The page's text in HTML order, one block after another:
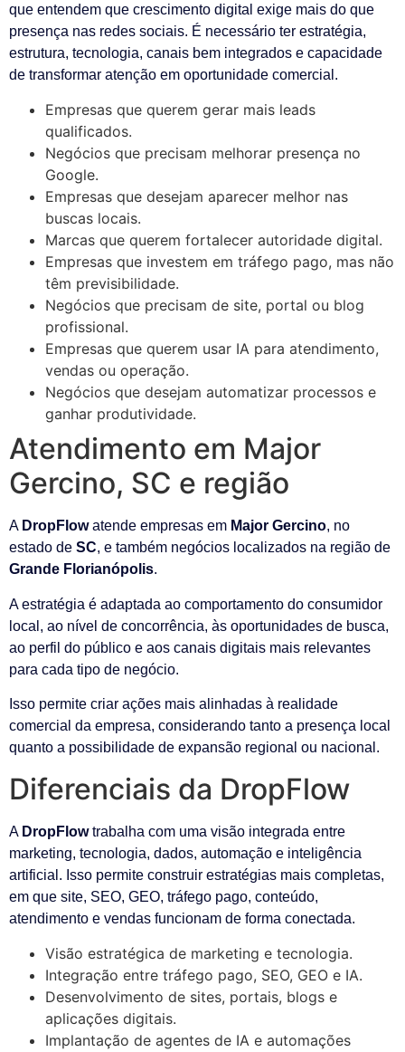
que entendem que crescimento digital exige mais do que
presença nas redes sociais. É necessário ter estratégia,
estrutura, tecnologia, canais bem integrados e capacidade
de transformar atenção em oportunidade comercial.
Empresas que querem gerar mais leads
qualificados.
Negócios que precisam melhorar presença no
Google.
Empresas que desejam aparecer melhor nas
buscas locais.
Marcas que querem fortalecer autoridade digital.
Empresas que investem em tráfego pago, mas não
têm previsibilidade.
Negócios que precisam de site, portal ou blog
profissional.
Empresas que querem usar IA para atendimento,
vendas ou operação.
Negócios que desejam automatizar processos e
ganhar produtividade.
Atendimento em Major
Gercino, SC e região
A DropFlowatende empresas em Major Gercino, no
estado de SC, e também negócios localizados na região de
Grande Florianópolis.
A estratégia é adaptada ao comportamento do consumidor
local, ao nível de concorrência, às oportunidades de busca,
ao perfil do público e aos canais digitais mais relevantes
para cada tipo de negócio.
Isso permite criar ações mais alinhadas à realidade
comercial da empresa, considerando tanto a presença local
quanto a possibilidade de expansão regional ou nacional.
Diferenciais da DropFlow
A DropFlowtrabalha com uma visão integrada entre
marketing, tecnologia, dados, automação e inteligência
artificial. Isso permite construir estratégias mais completas,
em que site, SEO, GEO, tráfego pago, conteúdo,
atendimento e vendas funcionam de forma conectada.
Visão estratégica de marketing e tecnologia.
Integração entre tráfego pago, SEO, GEO e IA.
Desenvolvimento de sites, portais, blogs e
aplicações digitais.
Implantação de agentes de IA e automações